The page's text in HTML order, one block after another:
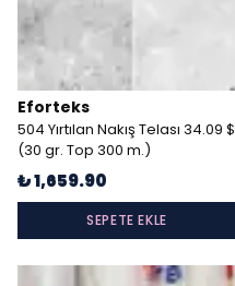
Eforteks
504 Yırtılan Nakış Telası 34.09 $
(30 gr. Top 300 m.)
₺ 1,659.90
SEPETE EKLE